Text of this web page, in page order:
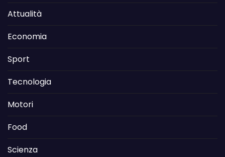
Attualità
Economia
Sport
Tecnologia
Motori
Food
Scienza